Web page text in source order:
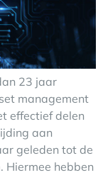
23 jaar
management
effectief delen
aan
geleden tot de
Hiermee hebben